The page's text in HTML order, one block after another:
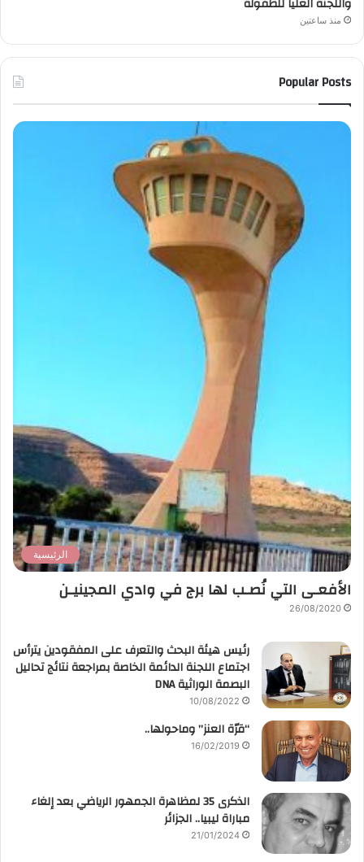
منذ ساعتين
Popular Posts
الرئيسية
الأفعـى التي نُصـب لها برج في وادي المجينيـن
26/08/2020
رئيس هيئة البحث والتعرف على المفقودين يترأس
اجتماع اللجنة الدائمة الخاصة بمراجعة نتائج تحاليل
البصمة الوراثية DNA
10/08/2022
“قرّة العنز” وماحولها..
16/02/2019
الذكرى 35 لمظاهرة الجمهور الرياضي بعد إلغاء
مباراة ليبيا.. الجزائر
21/01/2024